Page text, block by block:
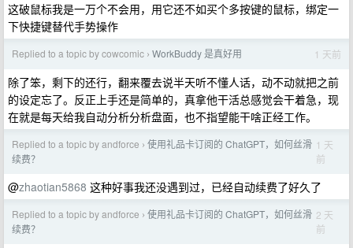
这破鼠标我是一万个不会用，用它还不如买个多按键的鼠标，绑定一
下快捷键替代手势操作
Replied to a topic by cowcomic › WorkBuddy 是真好用 1 天前
除了笨，剩下的还行，翻来覆去说半天听不懂人话，动不动就把之前
的设定忘了。反正上手还是简单的，真拿他干活总感觉会干着急，现
在就是每天给我自动分析分析盘面，也不指望能干啥正经工作。
Replied to a topic by andforce › 使用礼品卡订阅的 ChatGPT，如何丝滑
续费？
1 天
前
@zhaotian5868 这种好事我还没遇到过，已经自动续费了好久了
Replied to a topic by andforce › 使用礼品卡订阅的 ChatGPT，如何丝滑
续费？
2 天
前